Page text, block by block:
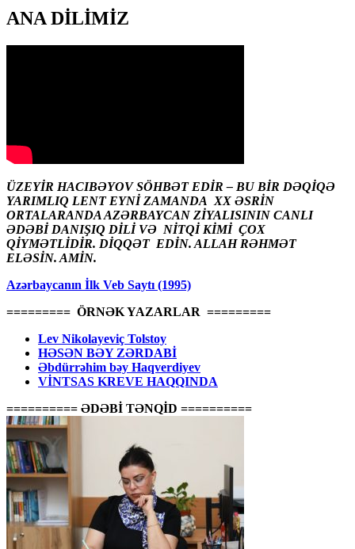
ANA DİLİMİZ
ÜZEYİR HACIBƏYOV SÖHBƏT EDİR – BU BİR DƏQİQƏ
YARIMLIQ LENT EYNİ ZAMANDA XX ƏSRİN
ORTALARANDA AZƏRBAYCAN ZİYALISININ CANLI
ƏDƏBİ DANIŞIQ DİLİ VƏ NİTQİ KİMİ ÇOX
QİYMƏTLİDİR. DİQQƏT EDİN. ALLAH RƏHMƏT
ELƏSİN. AMİN.
Azərbaycanın İlk Veb Saytı (1995)
========= ÖRNƏK YAZARLAR =========
Lev Nikolayeviç Tolstoy
HƏSƏN BƏY ZƏRDABİ
Əbdürrəhim bəy Haqverdiyev
VİNTSAS KREVE HAQQINDA
========== ƏDƏBİ TƏNQİD ==========